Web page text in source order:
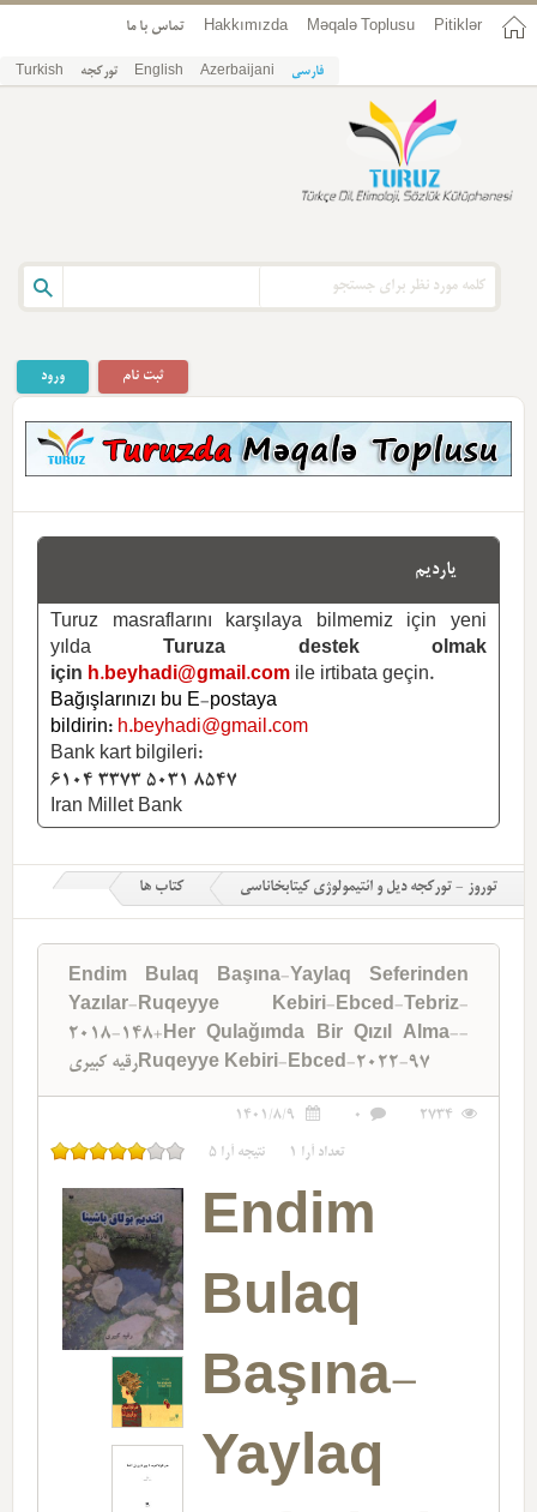
Pitiklər
Məqalə Toplusu
Hakkımızda تماس با ما
فارسی Azerbaijani
English تورکجه Turkish
ورود ثبت نام
یاردیم
Turuz masraflarını karşılaya bilmemiz için yeni
yılda
Turuza destek olmak
için h.beyhadi@gmail.com ile irtibata geçin.
Bağışlarınızı bu E-postaya
bildirin: h.beyhadi@gmail.com
Bank kart bilgileri:
6104 3373 5031 8547
Iran Millet Bank
توروز - تورکجه دیل و ائتیمولوژی کیتابخاناسی کتاب ها
Endim Bulaq Başına-Yaylaq Seferinden
Yazılar-Ruqeyye Kebiri-Ebced-Tebriz-
2018-148+Her Qulağımda Bir Qızıl Alma--
رقیه کبیریRuqeyye Kebiri-Ebced-2022-97
2734
0
1401/8/9
تعداد آرا 1 نتیجه آرا 5
Endim
Bulaq
Başına-
Yaylaq